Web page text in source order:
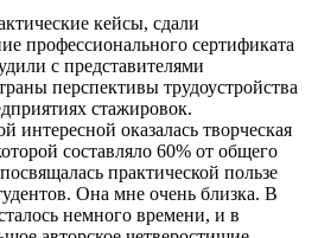
кейсы, сдали
профессионального сертификата
с представителями
перспективы трудоустройства
стажировок.
интересной оказалась творческая
составляло 60% от общего
практической пользе
Она мне очень близка. В
немного времени, и в